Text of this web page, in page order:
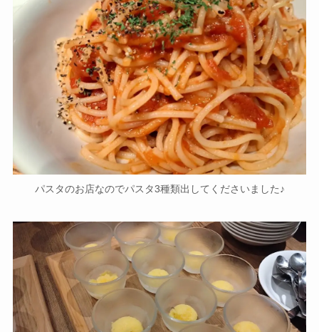
パスタのお店なのでパスタ3種類出してくださいました♪